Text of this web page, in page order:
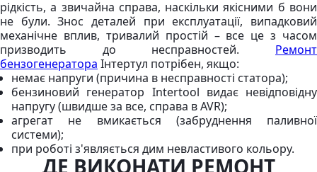
рідкість, а звичайна справа, наскільки якісними б вони
не були. Знос деталей при експлуатації, випадковий
механічне вплив, тривалий простій – все це з часом
призводить до несправностей. Ремонт
бензогенератора Інтертул потрібен, якщо:
немає напруги (причина в несправності статора);
бензиновий генератор Intertool видає невідповідну
напругу (швидше за все, справа в AVR);
агрегат не вмикається (забруднення паливної
системи);
при роботі з'являється дим невластивого кольору.
ДЕ ВИКОНАТИ РЕМОНТ